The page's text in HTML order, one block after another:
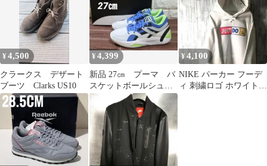
¥4,500
クラークス デザート
ブーツ Clarks US10
¥4,399
新品 27㎝ プーマ バ
スケットボールシュー
ズ TRC ブレイズ コ
ート
¥4,100
NIKE パーカー フーデ
ィ 刺繍ロゴ ホワイト＆